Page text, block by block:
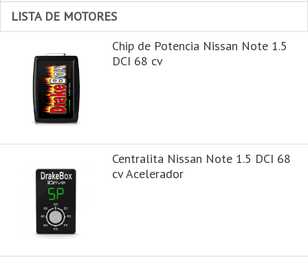
LISTA DE MOTORES
Chip de Potencia Nissan Note 1.5
DCI 68 cv
Centralita Nissan Note 1.5 DCI 68
cv Acelerador